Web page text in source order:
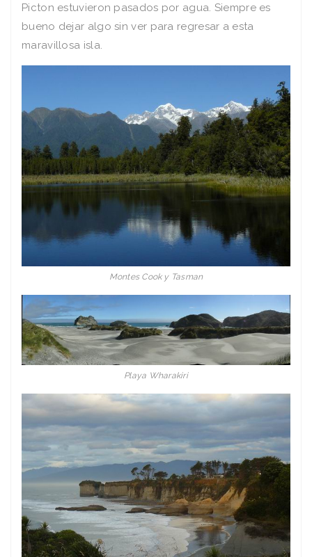
Picton estuvieron pasados por agua. Siempre es
bueno dejar algo sin ver para regresar a esta
maravillosa isla.
Montes Cook y Tasman
Playa Wharakiri